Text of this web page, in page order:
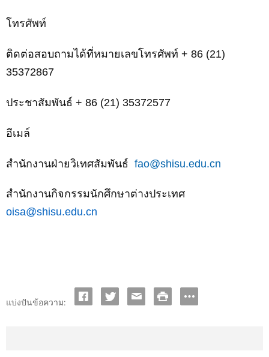
โทรศัพท์
ติดต่อสอบถามได้ที่หมายเลขโทรศัพท์ + 86 (21)
35372867
ประชาสัมพันธ์ + 86 (21) 35372577
อีเมล์
สำนักงานฝ่ายวิเทศสัมพันธ์ fao@shisu.edu.cn
สำนักงานกิจกรรมนักศึกษาต่างประเทศ
oisa@shisu.edu.cn
แบ่งปันข้อความ: